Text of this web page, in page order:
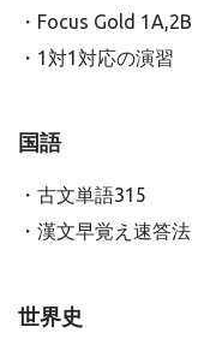
・Focus Gold 1A,2B
・1対1対応の演習
国語
・古文単語315
・漢文早覚え速答法
世界史